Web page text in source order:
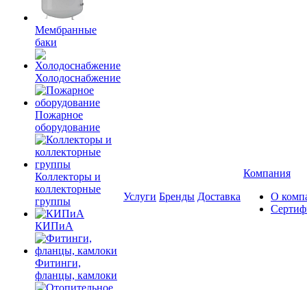
Мембранные
баки
Холодоснабжение
Пожарное
оборудование
Коллекторы и
коллекторные
группы
КИПиА
Фитинги,
фланцы, камлоки
Услуги Бренды Доставка
Компания
О